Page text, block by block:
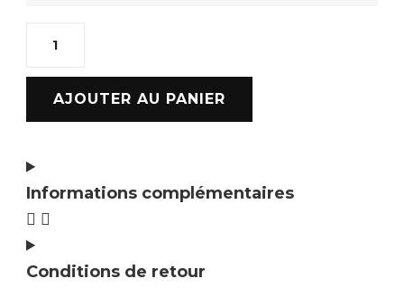
AJOUTER AU PANIER
Informations complémentaires
Conditions de retour